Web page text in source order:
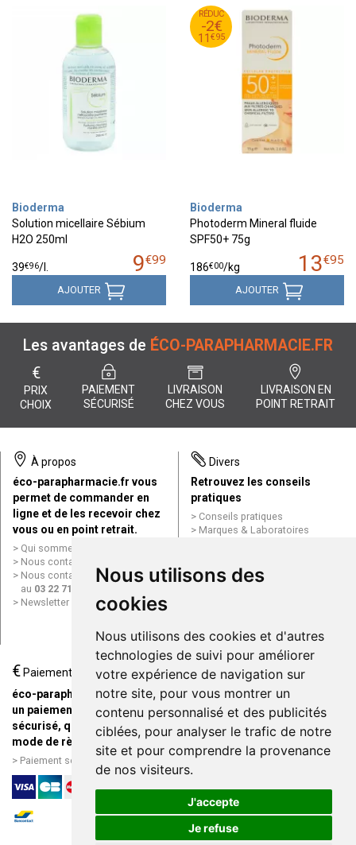
Nous utilisons des
cookies
Nous utilisons des cookies et d'autres
technologies de suivi pour améliorer
votre expérience de navigation sur
notre site, pour vous montrer un
contenu personnalisé et des publicités
ciblées, pour analyser le trafic de notre
site et pour comprendre la provenance
de nos visiteurs.
J'accepte
Je refuse
Bioderma
Solution micellaire Sébium
H2O 250ml
9€99
39€96/
AJOUTER
RÉDUC
-2€
11 €95
13
€
95
11
€
95
Bioderma
Photoderm Mineral fluide
SPF50+ 75g
13€95
186€00/kg
AJOUTER
Les avantages de ÉCO-PARAPHARMACIE.FR
€
PRIX
CHOIX
PAIEMENT
SÉCURISÉ
LIVRAISON
CHEZ VOUS
LIVRAISON EN
POINT RETRAIT
À propos
éco-parapharmacie.fr vous
permet de commander en
ligne et de les recevoir chez
vous ou en point retrait.
Qui sommes nous ?
Nous contacter par e-mail
Nous contacter par téléphone
au 03 22 71 64 10
Newsletter
Divers
Retrouvez les conseils
pratiques
Conseils pratiques
Marques & Laboratoires
Mentions légales
Données personnelles
ligne
€ Paiement
éco-parapharmacie.fr offre
un paiement entièrement
sécurisé, quel que soit le
mode de règlement
Paiement sécurisé et simple
Livraison / Point retrait
Commandez en ligne et
recevez votre commande
rapidement chez vous ou en
point retrait
Livraison chez vous ou en